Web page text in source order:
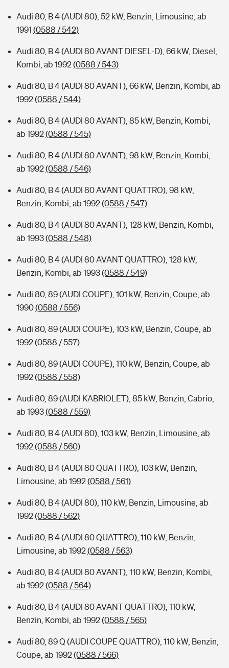
Audi 80, B 4 (AUDI 80), 52 kW, Benzin, Limousine, ab
1991 (0588 / 542)
Audi 80, B 4 (AUDI 80 AVANT DIESEL-D), 66 kW, Diesel,
Kombi, ab 1992(0588 / 543)
Audi 80, B 4 (AUDI 80 AVANT), 66 kW, Benzin, Kombi, ab
1992(0588 / 544)
Audi 80, B 4 (AUDI 80 AVANT), 85 kW, Benzin, Kombi,
ab 1992(0588 / 545)
Audi 80, B 4 (AUDI 80 AVANT), 98 kW, Benzin, Kombi,
ab 1992(0588 / 546)
Audi 80, B 4 (AUDI 80 AVANT QUATTRO), 98 kW,
Benzin, Kombi, ab 1992(0588 / 547)
Audi 80, B 4 (AUDI 80 AVANT), 128 kW, Benzin, Kombi,
ab 1993(0588 / 548)
Audi 80, B 4 (AUDI 80 AVANT QUATTRO), 128 kW,
Benzin, Kombi, ab 1993(0588 / 549)
Audi 80, 89 (AUDI COUPE), 101 kW, Benzin, Coupe, ab
1990(0588 / 556)
Audi 80, 89 (AUDI COUPE), 103 kW, Benzin, Coupe, ab
1992(0588 / 557)
Audi 80, 89 (AUDI COUPE), 110 kW, Benzin, Coupe, ab
1992(0588 / 558)
Audi 80, 89 (AUDI KABRIOLET), 85 kW, Benzin, Cabrio,
ab 1993(0588 / 559)
Audi 80, B 4 (AUDI 80), 103 kW, Benzin, Limousine, ab
1992(0588 / 560)
Audi 80, B 4 (AUDI 80 QUATTRO), 103 kW, Benzin,
Limousine, ab 1992(0588 / 561)
Audi 80, B 4 (AUDI 80), 110 kW, Benzin, Limousine, ab
1992(0588 / 562)
Audi 80, B 4 (AUDI 80 QUATTRO), 110 kW, Benzin,
Limousine, ab 1992(0588 / 563)
Audi 80, B 4 (AUDI 80 AVANT), 110 kW, Benzin, Kombi,
ab 1992(0588 / 564)
Audi 80, B 4 (AUDI 80 AVANT QUATTRO), 110 kW,
Benzin, Kombi, ab 1992(0588 / 565)
Audi 80, 89 Q (AUDI COUPE QUATTRO), 110 kW, Benzin,
Coupe, ab 1992(0588 / 566)